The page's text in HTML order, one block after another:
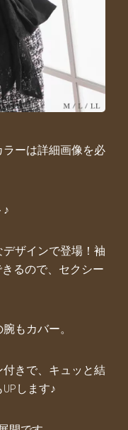
ーは詳細画像を必
デザインで登場！袖
るので、セクシー
もカバー。
きで、キュッと結
します♪